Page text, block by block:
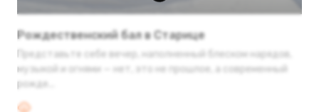
Рождественский бал в Старице
Представьте себе вечер, наполненный блеском нарядов,
музыкой и огнями — нет, это не прошлое, а современный
рожде...